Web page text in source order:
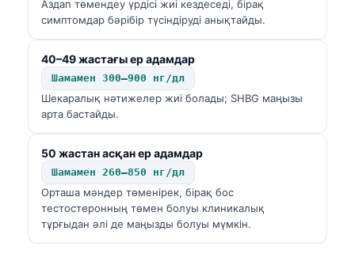
Аздап төмендеу үрдісі жиі кездеседі, бірақ
симптомдар бәрібір түсіндіруді анықтайды.
40–49 жастағы ер адамдар
Шамамен 300–900 нг/дл
Шекаралық нәтижелер жиі болады; SHBG маңызы
арта бастайды.
50 жастан асқан ер адамдар
Шамамен 260–850 нг/дл
Орташа мәндер төменірек, бірақ бос
тестостеронның төмен болуы клиникалық
тұрғыдан әлі де маңызды болуы мүмкін.